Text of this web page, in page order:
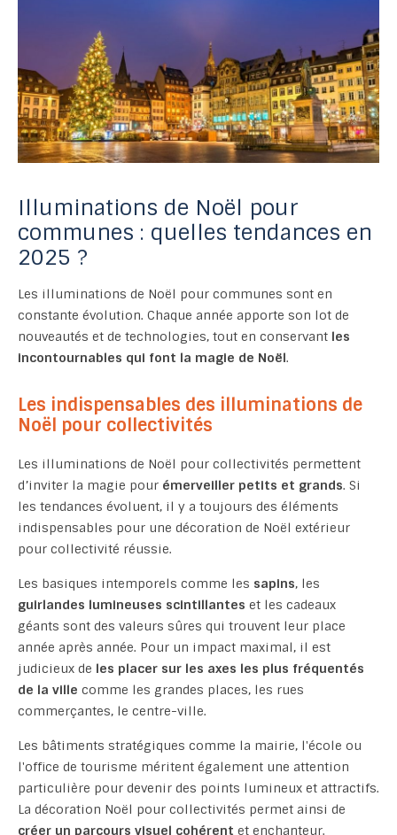
Illuminations de Noël pour
communes : quelles tendances en
2025 ?
Les illuminations de Noël pour communes sont en
constante évolution. Chaque année apporte son lot de
nouveautés et de technologies, tout en conservant les
incontournables qui font la magie de Noël.
Les indispensables des illuminations de
Noël pour collectivités
Les illuminations de Noël pour collectivités permettent
d’inviter la magie pour émerveiller petits et grands. Si
les tendances évoluent, il y a toujours des éléments
indispensables pour une décoration de Noël extérieur
pour collectivité réussie.
Les basiques intemporels comme les sapins, les
guirlandes lumineuses scintillantes et les cadeaux
géants sont des valeurs sûres qui trouvent leur place
année après année. Pour un impact maximal, il est
judicieux de les placer sur les axes les plus fréquentés
de la ville comme les grandes places, les rues
commerçantes, le centre-ville.
Les bâtiments stratégiques comme la mairie, l'école ou
l'office de tourisme méritent également une attention
particulière pour devenir des points lumineux et attractifs.
La décoration Noël pour collectivités permet ainsi de
créer un parcours visuel cohérent et enchanteur.